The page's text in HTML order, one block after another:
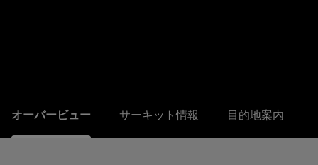
オーバービュー サーキット情報 目的地案内